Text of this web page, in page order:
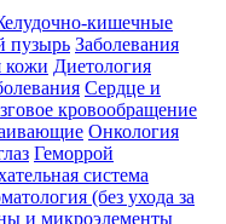
кишечные
пузырь Заболевания
кожи Диетология
Сердце и
кровообращение
Онкология
Геморрой
система
(без ухода за
и микроэлементы